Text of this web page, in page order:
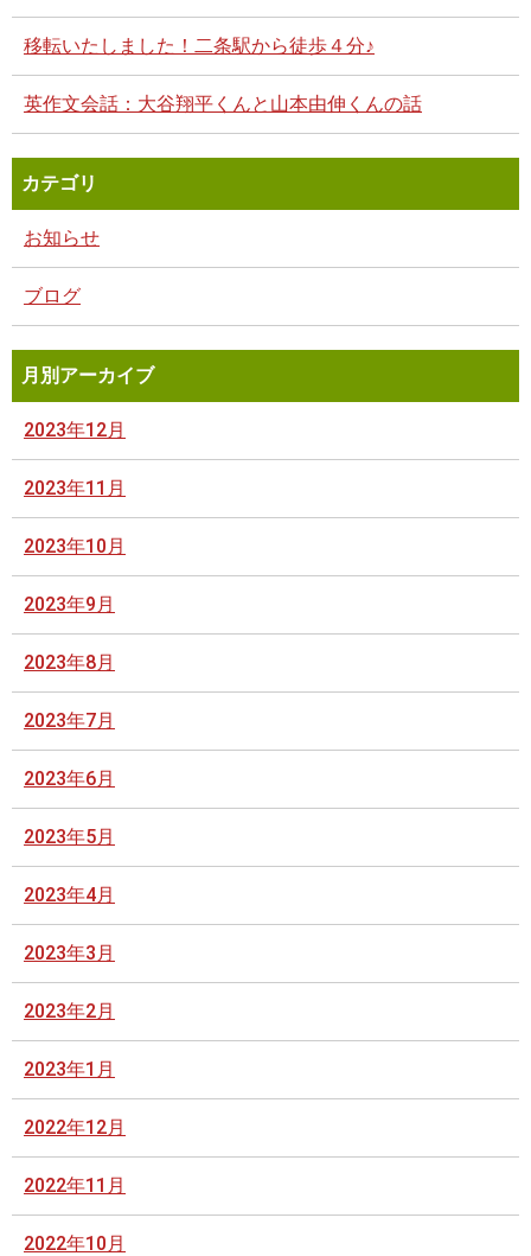
移転いたしました！二条駅から徒歩４分♪
英作文会話：大谷翔平くんと山本由伸くんの話
カテゴリ
お知らせ
ブログ
月別アーカイブ
2023年12月
2023年11月
2023年10月
2023年9月
2023年8月
2023年7月
2023年6月
2023年5月
2023年4月
2023年3月
2023年2月
2023年1月
2022年12月
2022年11月
2022年10月